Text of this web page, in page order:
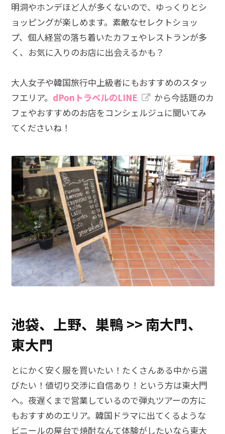
明洞やホンデほど人が多くないので、ゆっくりとシ
ョッピングが楽しめます。素敵なセレクトショッ
プ、個人経営の落ち着いたカフェやレストランが多
く、お気に入りのお店に出会えるかも？
大人女子や韓国旅行中上級者にもおすすめのスタッ
フエリア。 dPonトラベルのLINE
から今話題のカ
フェやおすすめのお店をコンシェルジュに聞いてみ
てくださいね！
池袋、上野、巣鴨 >> 南大門、
東大門
とにかく安く服を買いたい！たくさんある中から選
びたい！値切り交渉に自信あり！という方は東大門
へ。夜遅くまで営業しているので弾丸ツアーの方に
もおすすめのエリア。韓国ドラマに出てくるような
ビニールの屋台で焼酎なんて体験がしたいなら東大